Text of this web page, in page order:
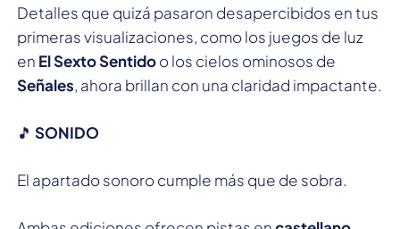
Detalles que quizá pasaron desapercibidos en tus
primeras visualizaciones, como los juegos de luz
en El Sexto Sentidoo los cielos ominosos de
Señales, ahora brillan con una claridad impactante.
🎵 SONIDO
El apartado sonoro cumple más que de sobra.